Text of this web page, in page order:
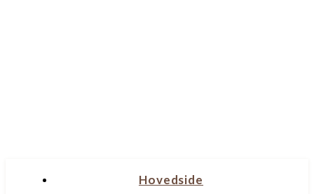
Hovedside